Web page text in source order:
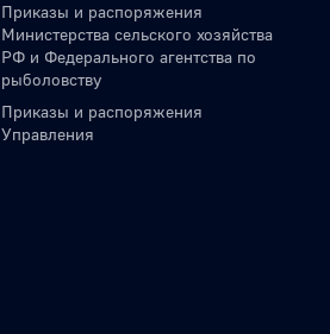
Приказы и распоряжения
Министерства сельского хозяйства
РФ и Федерального агентства по
рыболовству
Приказы и распоряжения
Управления